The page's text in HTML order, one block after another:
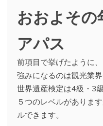
おおよその
アパス
前項目で挙げたように
強みになるのは観光業界
世界遺産検定は4級・3
５つのレベルがありま
ルできます。